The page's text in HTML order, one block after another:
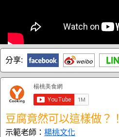
分享:
豆腐竟然可以這樣做？！
示範老師： 楊桃文化